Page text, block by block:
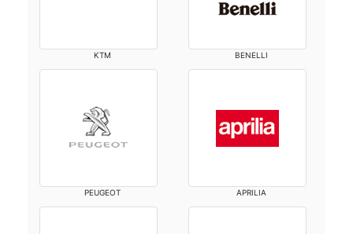
KTM BENELLI
PEUGEOT APRILIA